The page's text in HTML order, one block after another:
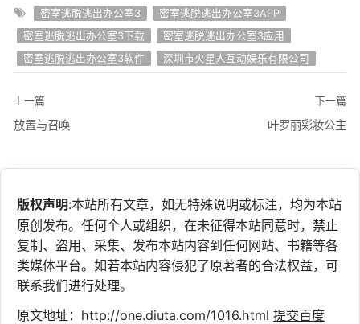
密室逃脱逃出办公室3
密室逃脱逃出办公室3APP
密室逃脱逃出办公室3下载
密室逃脱逃出办公室3应用
密室逃脱逃出办公室3软件
深圳市火星人互动娱乐有限公司
上一篇
放置与召唤
下一篇
叶罗丽彩妆公主
版权声明:本站所有文章，如无特殊说明或标注，均为本站
原创发布。任何个人或组织，在未征得本站同意时，禁止
复制、盗用、采集、发布本站内容到任何网站、书籍等各
类媒体平台。如若本站内容侵犯了原著者的合法权益，可
联系我们进行处理。
原文地址：http://one.diuta.com/1016.html 提交百度